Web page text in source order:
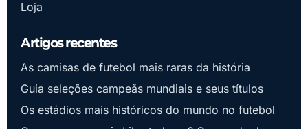
Loja
Artigos recentes
As camisas de futebol mais raras da história
Guia seleções campeãs mundiais e seus títulos
Os estádios mais históricos do mundo no futebol